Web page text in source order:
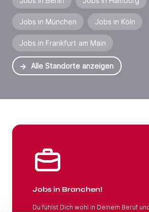
Jobs in München Jobs in Köln
Jobs in Frankfurt am Main
Alle Standorte anzeigen
Jobs in Branchen!
Du fühlst Dich wohl in Deinem Beruf
Jobs in Branchen